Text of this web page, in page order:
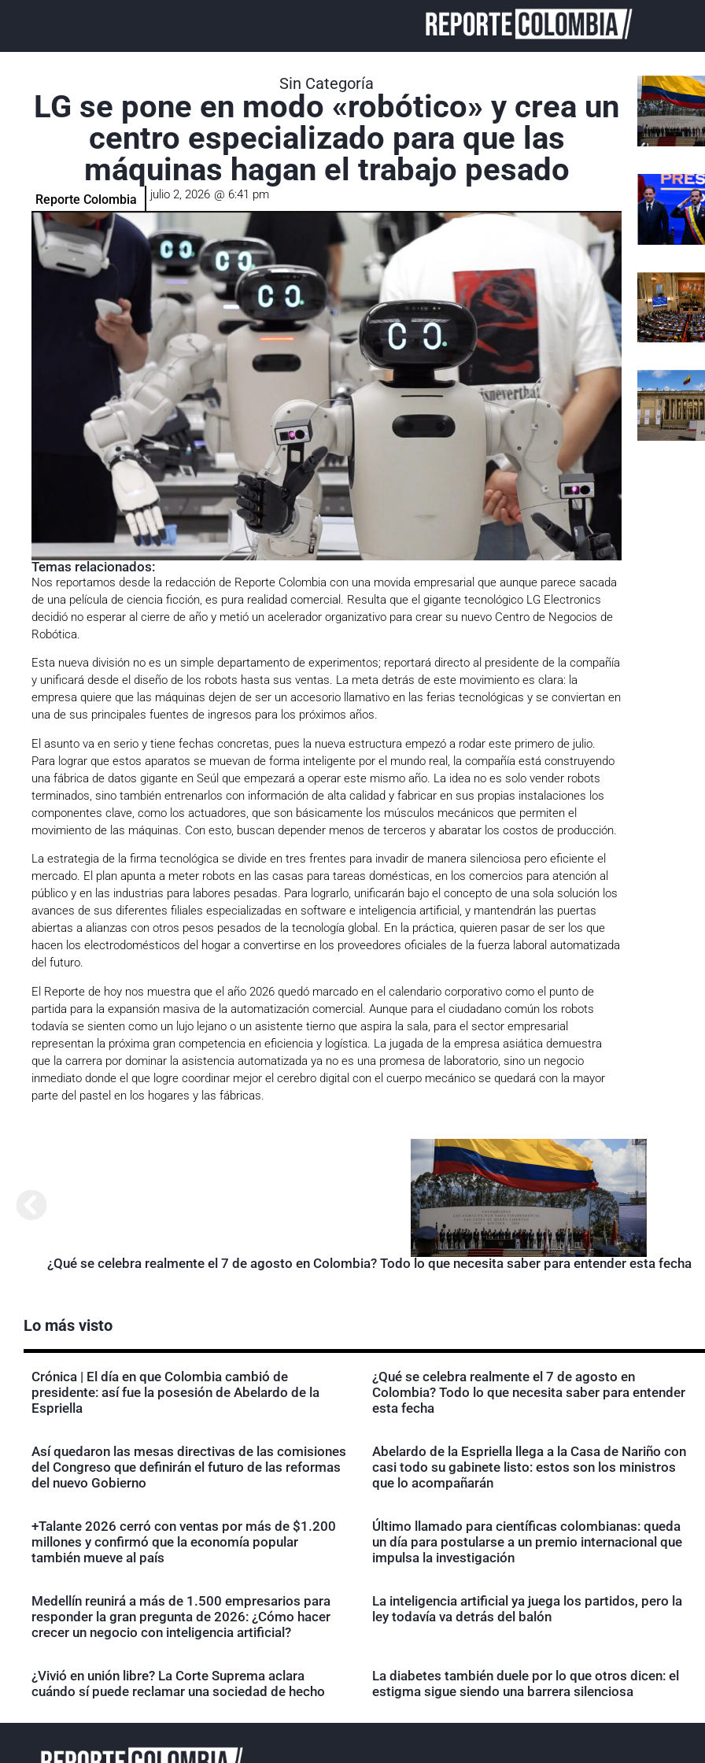
Sin Categoría
LG se pone en modo «robótico» y crea un
centro especializado para que las
máquinas hagan el trabajo pesado
Reporte Colombia julio 2, 2026 @ 6:41 pm
Temas relacionados:
Nos reportamos desde la redacción de Reporte Colombia con una movida empresarial que aunque parece sacada
de una película de ciencia ficción, es pura realidad comercial. Resulta que el gigante tecnológico LG Electronics
decidió no esperar al cierre de año y metió un acelerador organizativo para crear su nuevo Centro de Negocios de
Robótica.
Esta nueva división no es un simple departamento de experimentos; reportará directo al presidente de la compañía
y unificará desde el diseño de los robots hasta sus ventas. La meta detrás de este movimiento es clara: la
empresa quiere que las máquinas dejen de ser un accesorio llamativo en las ferias tecnológicas y se conviertan en
una de sus principales fuentes de ingresos para los próximos años.
El asunto va en serio y tiene fechas concretas, pues la nueva estructura empezó a rodar este primero de julio.
Para lograr que estos aparatos se muevan de forma inteligente por el mundo real, la compañía está construyendo
una fábrica de datos gigante en Seúl que empezará a operar este mismo año. La idea no es solo vender robots
terminados, sino también entrenarlos con información de alta calidad y fabricar en sus propias instalaciones los
componentes clave, como los actuadores, que son básicamente los músculos mecánicos que permiten el
movimiento de las máquinas. Con esto, buscan depender menos de terceros y abaratar los costos de producción.
La estrategia de la firma tecnológica se divide en tres frentes para invadir de manera silenciosa pero eficiente el
mercado. El plan apunta a meter robots en las casas para tareas domésticas, en los comercios para atención al
público y en las industrias para labores pesadas. Para lograrlo, unificarán bajo el concepto de una sola solución los
avances de sus diferentes filiales especializadas en software e inteligencia artificial, y mantendrán las puertas
abiertas a alianzas con otros pesos pesados de la tecnología global. En la práctica, quieren pasar de ser los que
hacen los electrodomésticos del hogar a convertirse en los proveedores oficiales de la fuerza laboral automatizada
del futuro.
El Reporte de hoy nos muestra que el año 2026 quedó marcado en el calendario corporativo como el punto de
partida para la expansión masiva de la automatización comercial. Aunque para el ciudadano común los robots
todavía se sienten como un lujo lejano o un asistente tierno que aspira la sala, para el sector empresarial
representan la próxima gran competencia en eficiencia y logística. La jugada de la empresa asiática demuestra
que la carrera por dominar la asistencia automatizada ya no es una promesa de laboratorio, sino un negocio
inmediato donde el que logre coordinar mejor el cerebro digital con el cuerpo mecánico se quedará con la mayor
parte del pastel en los hogares y las fábricas.
¿Qué se celebra realmente el 7 de agosto en Colombia? Todo lo que necesita saber para entender esta fecha
Lo más visto
Crónica | El día en que Colombia cambió de
presidente: así fue la posesión de Abelardo de la
Espriella
¿Qué se celebra realmente el 7 de agosto en
Colombia? Todo lo que necesita saber para entender
esta fecha
Así quedaron las mesas directivas de las comisiones
del Congreso que definirán el futuro de las reformas
del nuevo Gobierno
Abelardo de la Espriella llega a la Casa de Nariño con
casi todo su gabinete listo: estos son los ministros
que lo acompañarán
+Talante 2026 cerró con ventas por más de $1.200
millones y confirmó que la economía popular
también mueve al país
Último llamado para científicas colombianas: queda
un día para postularse a un premio internacional que
impulsa la investigación
Medellín reunirá a más de 1.500 empresarios para
responder la gran pregunta de 2026: ¿Cómo hacer
crecer un negocio con inteligencia artificial?
La inteligencia artificial ya juega los partidos, pero la
ley todavía va detrás del balón
¿Vivió en unión libre? La Corte Suprema aclara
cuándo sí puede reclamar una sociedad de hecho
La diabetes también duele por lo que otros dicen: el
estigma sigue siendo una barrera silenciosa